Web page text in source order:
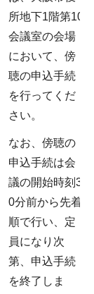
所地下1階第10
会議室の会場
において、傍
聴の申込手続
を行ってくだ
さい。
なお、傍聴の
申込手続は会
議の開始時刻3
0分前から先着
順で行い、定
員になり次
第、申込手続
を終了しま